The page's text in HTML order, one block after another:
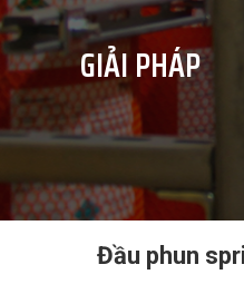
GIẢI PHÁP
Đầu phun